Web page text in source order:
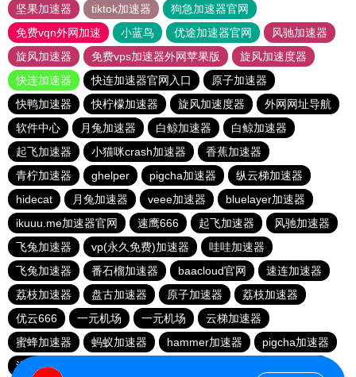
坚果加速器
tiktok加速器
狗急加速器官网
免费vqn外网加速
小蓝鸟 优途加速器官网
风驰加速器
旋风加速器
免费vps加速器外网苹果版
旋风加速度器
快连加速器
快连加速器官网入口
原子加速器
快鸭加速器
快柠檬加速器 旋风加速度器
外网网址导航
软件中心
月兔加速器 白鲸加速器
白鲸加速器
起飞加速器
小猫咪crash加速器
香蕉加速器
青柠加速器
ghelper pigcha加速器
纵云梯加速器
hidecat
月兔加速器 veee加速器
bluelayer加速器
ikuuu.me加速器官网
速鹰666 起飞加速器
风驰加速器
飞兔加速器
vp(永久免费)加速器
哇哇加速器
飞兔加速器
番石榴加速器 baacloud官网
速连加速器
荔枝加速器
盘古加速器 原子加速器
荔枝加速器
优云666
一元机场 一元机场
云梯加速器
蜜蜂加速器
蚂蚁加速器 hammer加速器
pigcha加速器
泡泡狗加速器